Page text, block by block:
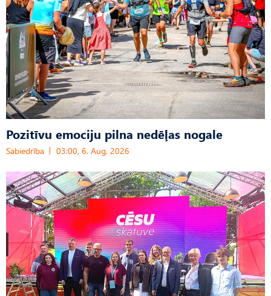
Pozitīvu emociju pilna nedēļas nogale
Sabiedrība 03:00, 6. Aug, 2026